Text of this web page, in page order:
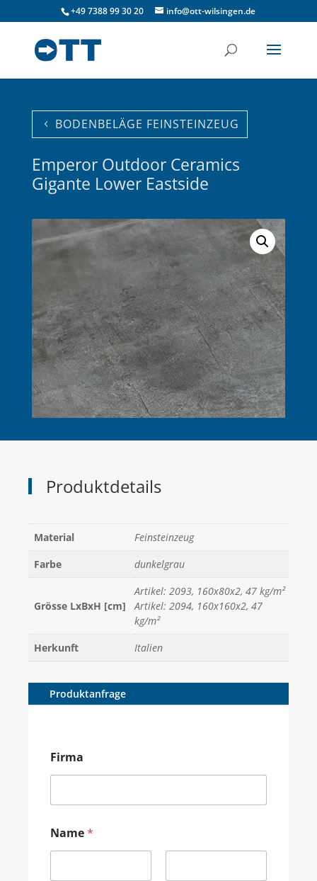
+49 7388 99 30 20 info@ott-wilsingen.de
BODENBELÄGE FEINSTEINZEUG
Emperor Outdoor Ceramics
Gigante Lower Eastside
Produktdetails
Material
Feinsteinzeug
Farbe
dunkelgrau
Grösse LxBxH [cm]
Artikel: 2093, 160x80x2, 47 kg/m²
Artikel: 2094, 160x160x2, 47
kg/m²
Herkunft
Italien
Produktanfrage
Firma
Name*